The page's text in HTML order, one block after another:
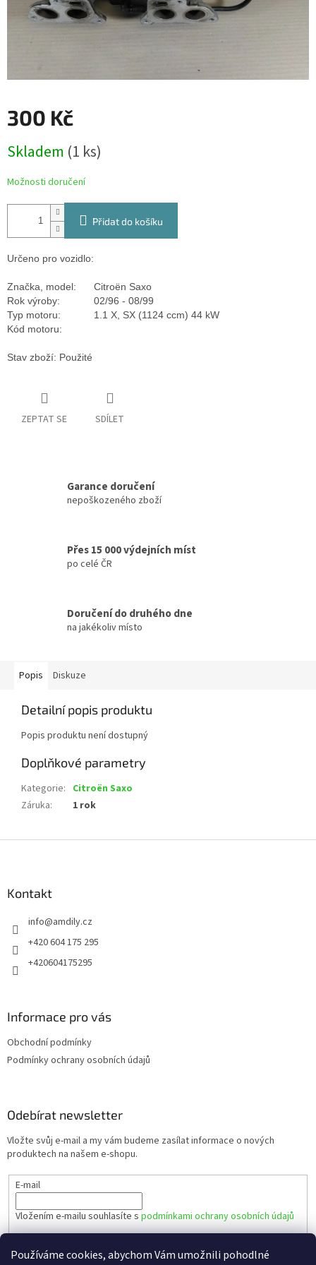
Používáme cookies, abychom Vám umožnili pohodlné
300 Kč
cena:
Skladem (1 ks)
Možnosti doručení
Přidat do košíku
Určeno pro vozidlo:
Značka, model:
Citroën Saxo
Rok výroby:
02/96 - 08/99
Typ motoru:
1.1 X, SX (1124 ccm) 44 kW
Kód motoru:
Stav zboží: Použité
ZEPTAT SE SDÍLET
Garance doručení
nepoškozeného zboží
Přes 15 000 výdejních míst
po celé ČR
Doručení do druhého dne
na jakékoliv místo
Popis Diskuze
Detailní popis produktu
Popis produktu není dostupný
Doplňkové parametry
Kategorie: Citroën Saxo
Záruka: 1 rok
Kontakt
info@amdily.cz
+420 604 175 295
+420604175295
Informace pro vás
Obchodní podmínky
Podmínky ochrany osobních údajů
Odebírat newsletter
Vložte svůj e-mail a my vám budeme zasílat informace o nových
produktech na našem e-shopu.
E-mail
Vložením e-mailu souhlasíte s podmínkami ochrany osobních údajů
PŘIHLÁSIT SE